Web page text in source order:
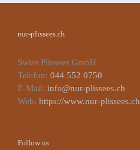
nur-plissees.ch
Swiss Plissees GmbH
Telefon: 044 552 0750
E-Mail: info@nur-plissees.ch
Web: https://www.nur-plissees.ch
Follow us